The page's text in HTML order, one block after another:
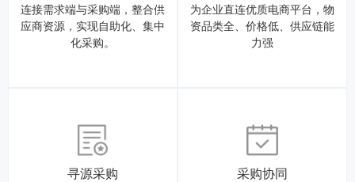
连接需求端与采购端，整合供
应商资源，实现自助化、集中
化采购。
为企业直连优质电商平台，物
资品类全、价格低、供应链能
力强
寻源采购 采购协同